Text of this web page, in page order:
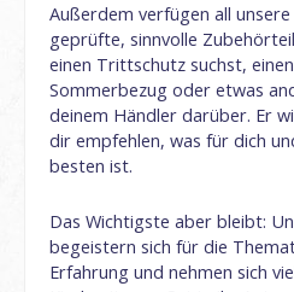
Außerdem verfügen all
geprüfte, sinnvolle
einen Trittschutz suchst,
Sommerbezug oder etwas
deinem Händler darüber. Er
dir empfehlen, was für dich
besten ist.
Das Wichtigste aber bleibt:
begeistern sich für die
Erfahrung und nehmen sich